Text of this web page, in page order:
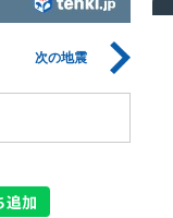
次の地震